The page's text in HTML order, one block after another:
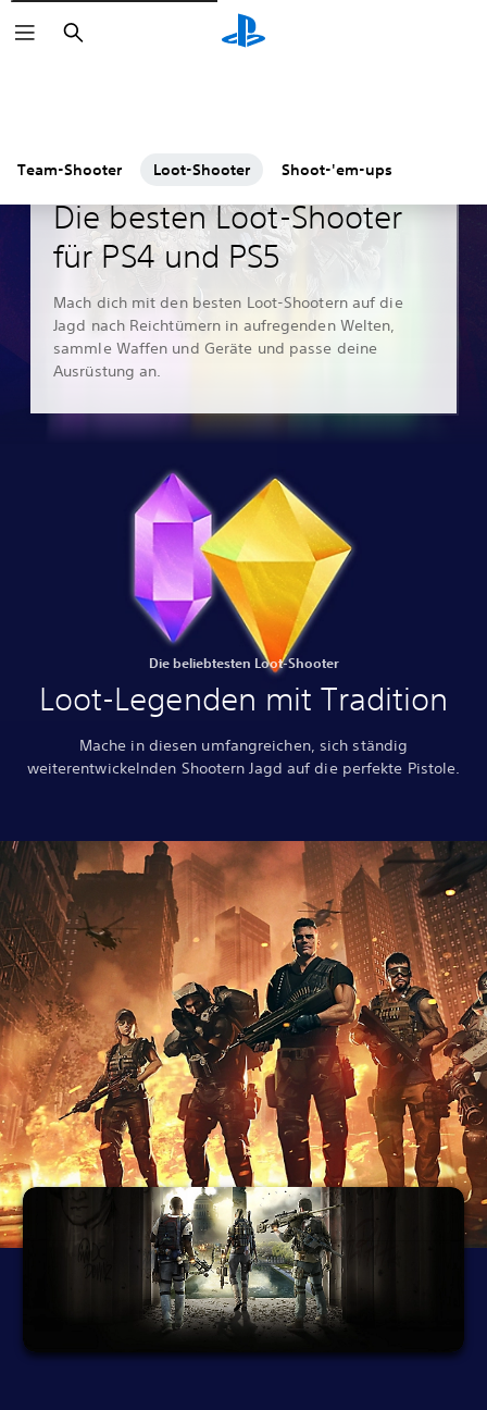
Suchen
Team-Shooter Loot-Shooter Shoot-'em-ups
Die besten Loot-Shooter
für PS4 und PS5
Mach dich mit den besten Loot-Shootern auf die
Jagd nach Reichtümern in aufregenden Welten,
sammle Waffen und Geräte und passe deine
Ausrüstung an.
Die beliebtesten Loot-Shooter
Loot-Legenden mit Tradition
Mache in diesen umfangreichen, sich ständig
weiterentwickelnden Shootern Jagd auf die perfekte Pistole.